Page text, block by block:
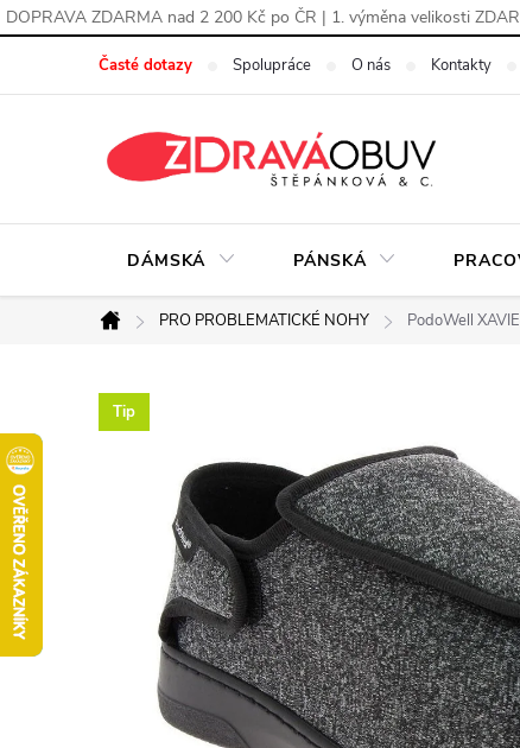
DOPRAVA ZDARMA nad 2 200 Kč po ČR | 1. výměna velikosti
Časté dotazy Spolupráce O nás Kontakty
DÁMSKÁ PÁNSKÁ
Domů
PRO PROBLEMATICKÉ NOHY PodoWell
Tip